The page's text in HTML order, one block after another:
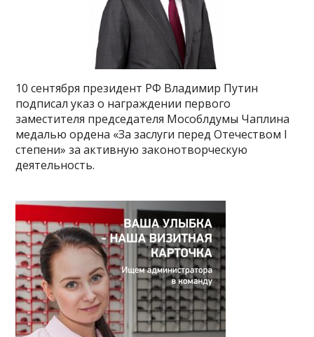
10 сентября президент РФ Владимир Путин
подписал указ о награждении первого
заместителя председателя Мособлдумы Чаплина
медалью ордена «За заслуги перед Отечеством I
степени» за активную законотворческую
деятельность.